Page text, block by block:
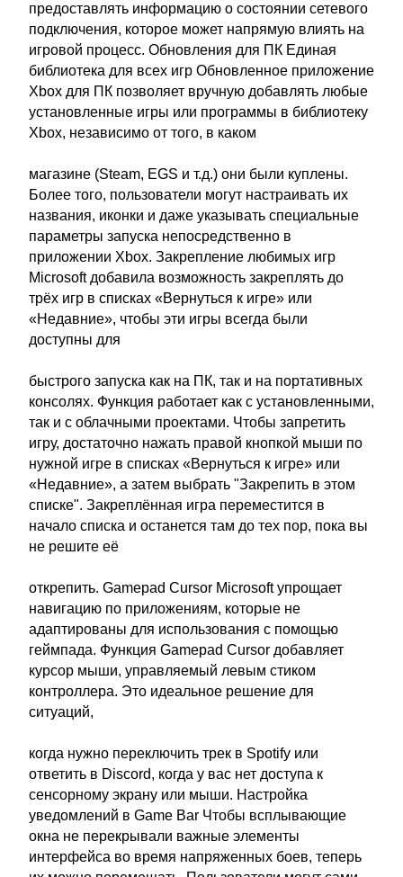
предоставлять информацию о состоянии сетевого
подключения, которое может напрямую влиять на
игровой процесс. Обновления для ПК Единая
библиотека для всех игр Обновленное приложение
Xbox для ПК позволяет вручную добавлять любые
установленные игры или программы в библиотеку
Xbox, независимо от того, в каком
магазине (Steam, EGS и т.д.) они были куплены.
Более того, пользователи могут настраивать их
названия, иконки и даже указывать специальные
параметры запуска непосредственно в
приложении Xbox. Закрепление любимых игр
Microsoft добавила возможность закреплять до
трёх игр в списках «Вернуться к игре» или
«Недавние», чтобы эти игры всегда были
доступны для
быстрого запуска как на ПК, так и на портативных
консолях. Функция работает как с установленными,
так и с облачными проектами. Чтобы запретить
игру, достаточно нажать правой кнопкой мыши по
нужной игре в списках «Вернуться к игре» или
«Недавние», а затем выбрать "Закрепить в этом
списке". Закреплённая игра переместится в
начало списка и останется там до тех пор, пока вы
не решите её
открепить. Gamepad Cursor Microsoft упрощает
навигацию по приложениям, которые не
адаптированы для использования с помощью
геймпада. Функция Gamepad Cursor добавляет
курсор мыши, управляемый левым стиком
контроллера. Это идеальное решение для
ситуаций,
когда нужно переключить трек в Spotify или
ответить в Discord, когда у вас нет доступа к
сенсорному экрану или мыши. Настройка
уведомлений в Game Bar Чтобы всплывающие
окна не перекрывали важные элементы
интерфейса во время напряженных боев, теперь